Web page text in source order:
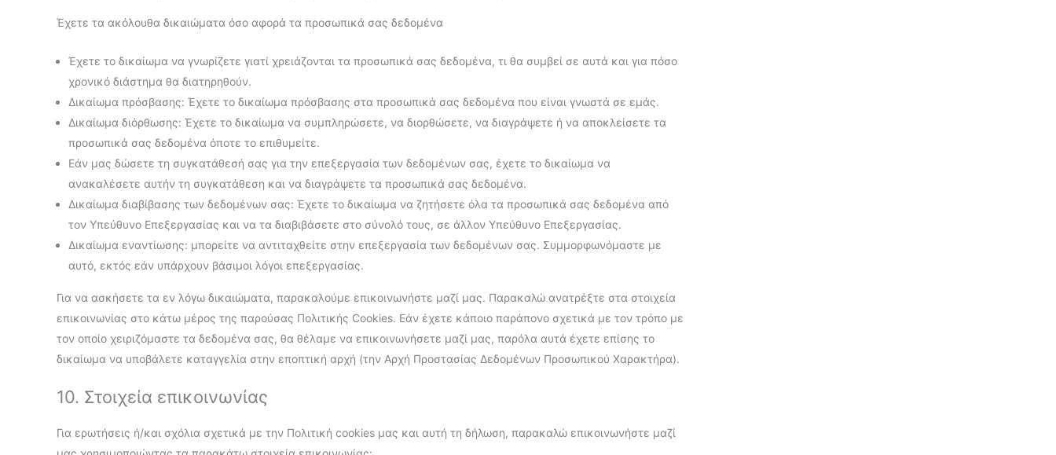
Έχετε τα ακόλουθα δικαιώματα όσο αφορά τα προσωπικά σας δεδομένα
Έχετε το δικαίωμα να γνωρίζετε γιατί χρειάζονται τα προσωπικά σας δεδομένα, τι θα συμβεί σε αυτά και για πόσο
χρονικό διάστημα θα διατηρηθούν.
Δικαίωμα πρόσβασης: Έχετε το δικαίωμα πρόσβασης στα προσωπικά σας δεδομένα που είναι γνωστά σε εμάς.
Δικαίωμα διόρθωσης: Έχετε το δικαίωμα να συμπληρώσετε, να διορθώσετε, να διαγράψετε ή να αποκλείσετε τα
προσωπικά σας δεδομένα όποτε το επιθυμείτε.
Εάν μας δώσετε τη συγκατάθεσή σας για την επεξεργασία των δεδομένων σας, έχετε το δικαίωμα να
ανακαλέσετε αυτήν τη συγκατάθεση και να διαγράψετε τα προσωπικά σας δεδομένα.
Δικαίωμα διαβίβασης των δεδομένων σας: Έχετε το δικαίωμα να ζητήσετε όλα τα προσωπικά σας δεδομένα από
τον Υπεύθυνο Επεξεργασίας και να τα διαβιβάσετε στο σύνολό τους, σε άλλον Υπεύθυνο Επεξεργασίας.
Δικαίωμα εναντίωσης: μπορείτε να αντιταχθείτε στην επεξεργασία των δεδομένων σας. Συμμορφωνόμαστε με
αυτό, εκτός εάν υπάρχουν βάσιμοι λόγοι επεξεργασίας.
Για να ασκήσετε τα εν λόγω δικαιώματα, παρακαλούμε επικοινωνήστε μαζί μας. Παρακαλώ ανατρέξτε στα στοιχεία
επικοινωνίας στο κάτω μέρος της παρούσας Πολιτικής Cookies. Εάν έχετε κάποιο παράπονο σχετικά με τον τρόπο με
τον οποίο χειριζόμαστε τα δεδομένα σας, θα θέλαμε να επικοινωνήσετε μαζί μας, παρόλα αυτά έχετε επίσης το
δικαίωμα να υποβάλετε καταγγελία στην εποπτική αρχή (την Αρχή Προστασίας Δεδομένων Προσωπικού Χαρακτήρα).
10. Στοιχεία επικοινωνίας
Για ερωτήσεις ή/και σχόλια σχετικά με την Πολιτική cookies μας και αυτή τη δήλωση, παρακαλώ επικοινωνήστε μαζί